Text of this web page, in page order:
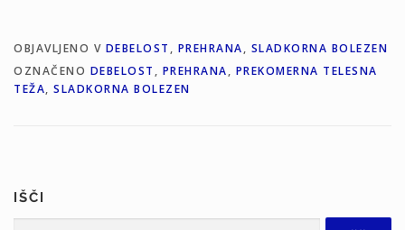
OBJAVLJENO V DEBELOST , PREHRANA, SLADKORNA BOLEZEN
OZNAČENO DEBELOST , PREHRANA, PREKOMERNA TELESNA
TEŽA, SLADKORNA BOLEZEN
IŠČI